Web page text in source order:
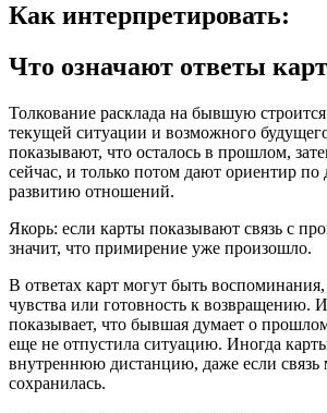
Как интерпретировать:
Что означают ответы карт
Толкование расклада на бывшую
текущей ситуации и возможного
показывают, что осталось в прошлом,
сейчас, и только потом дают ориентир
развитию отношений.
Якорь: если карты показывают связь с
значит, что примирение уже произошло.
В ответах карт могут быть
чувства или готовность к возвращению.
показывает, что бывшая думает о
еще не отпустила ситуацию. Иногда
внутреннюю дистанцию, даже если связь
сохранилась.